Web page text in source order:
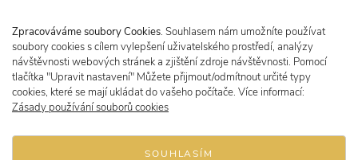
Zpracováváme soubory Cookies. Souhlasem nám umožníte používat
soubory cookies s cílem vylepšení uživatelského prostředí, analýzy
návštěvnosti webových stránek a zjištění zdroje návštěvnosti. Pomocí
tlačítka "Upravit nastavení" Můžete přijmout/odmítnout určité typy
cookies, které se mají ukládat do vašeho počítače. Více informací:
Zásady používání souborů cookies
SOUHLASÍM
Zpravodaj Rodina
Sledujte nás